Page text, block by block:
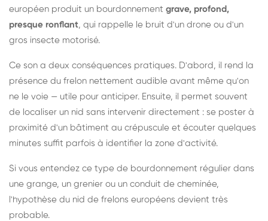
européen produit un bourdonnement grave, profond,
presque ronflant, qui rappelle le bruit d'un drone ou d'un
gros insecte motorisé.
Ce son a deux conséquences pratiques. D'abord, il rend la
présence du frelon nettement audible avant même qu'on
ne le voie — utile pour anticiper. Ensuite, il permet souvent
de localiser un nid sans intervenir directement : se poster à
proximité d'un bâtiment au crépuscule et écouter quelques
minutes suffit parfois à identifier la zone d'activité.
Si vous entendez ce type de bourdonnement régulier dans
une grange, un grenier ou un conduit de cheminée,
l'hypothèse du nid de frelons européens devient très
probable.